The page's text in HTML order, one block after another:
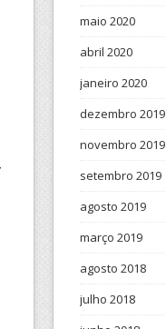
maio 2020
abril 2020
janeiro 2020
dezembro 2019
novembro 2019
setembro 2019
agosto 2019
março 2019
agosto 2018
julho 2018